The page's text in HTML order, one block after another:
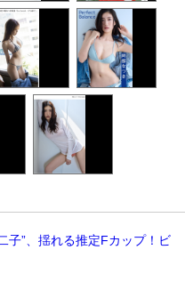
子”、揺れる推定Fカップ！ビ